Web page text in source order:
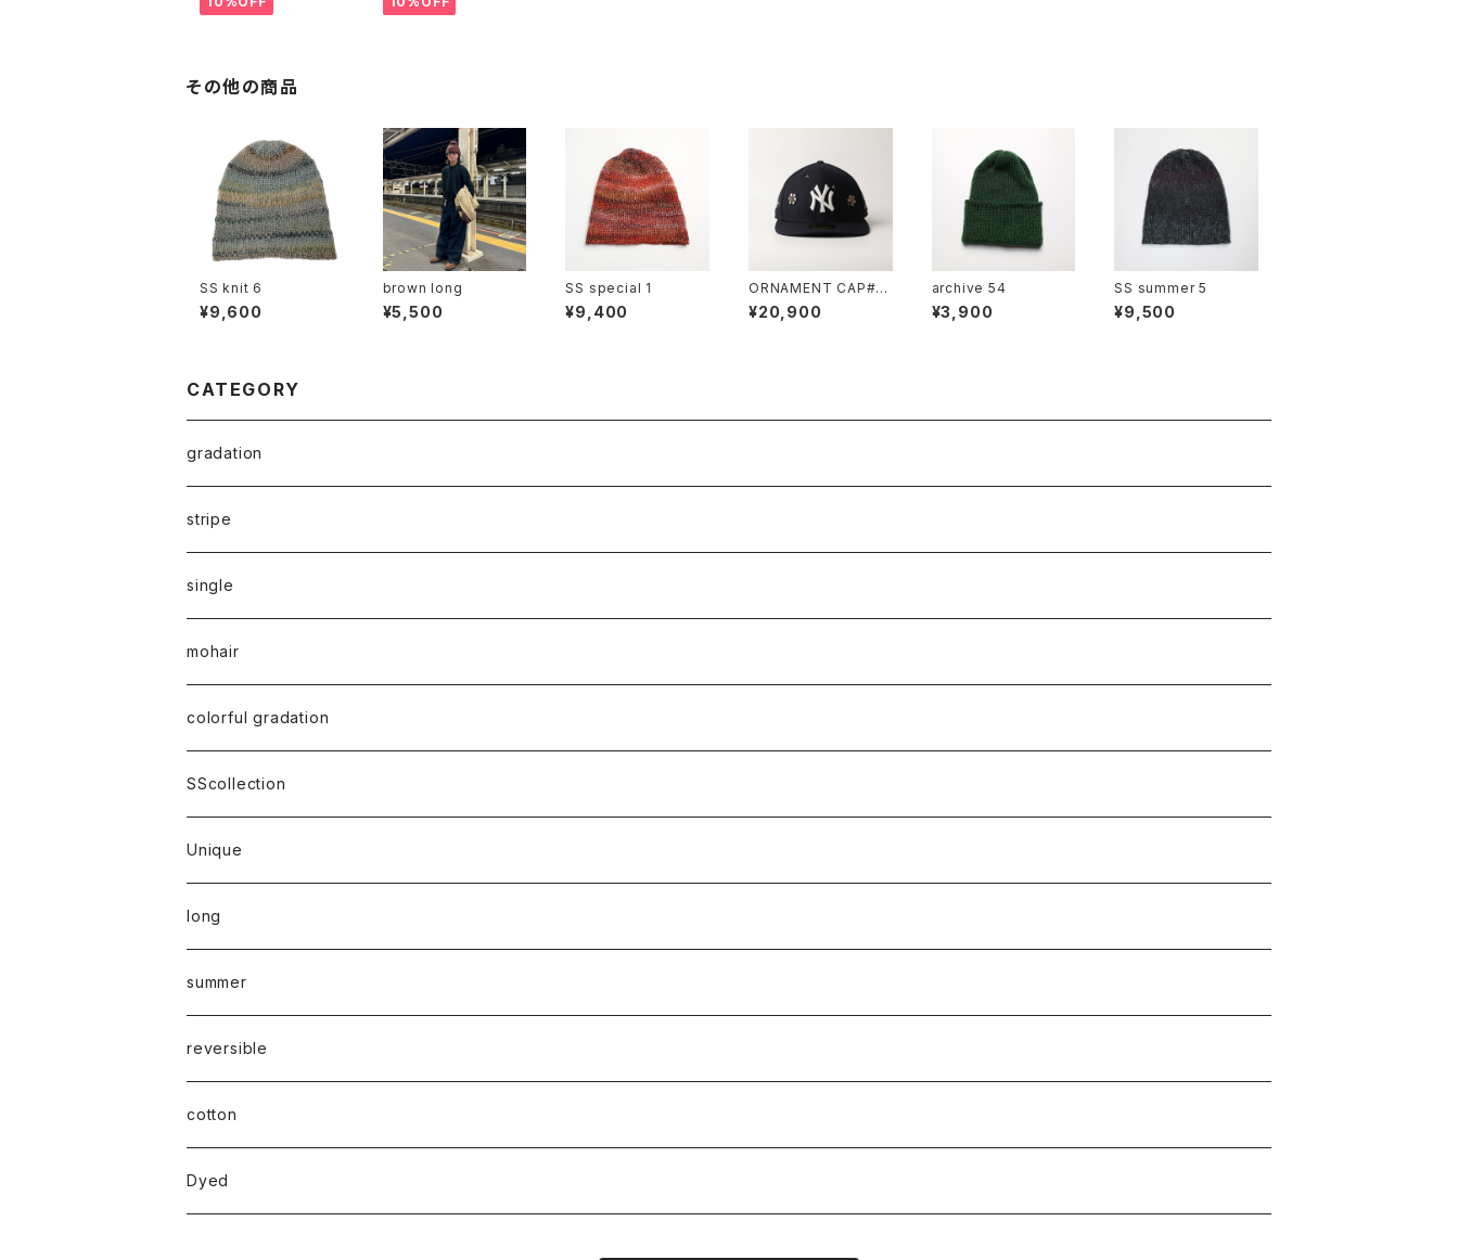
その他の商品
SS knit 6
¥9,600
brown long
¥5,500
SS special 1
¥9,400
ORNAMENT CAP#0
7
¥20,900
archive 54
¥3,900
SS summer 5
¥9,500
CATEGORY
gradation
stripe
single
mohair
colorful gradation
SScollection
Unique
long
summer
reversible
cotton
Dyed